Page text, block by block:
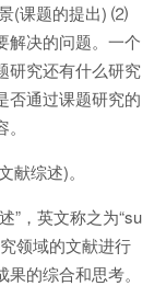
(课题的提出) ⑵
解决的问题。一个
研究还有什么研究
否通过课题研究的
献综述)。
”，英文称之为“su
领域的文献进行
的综合和思考。